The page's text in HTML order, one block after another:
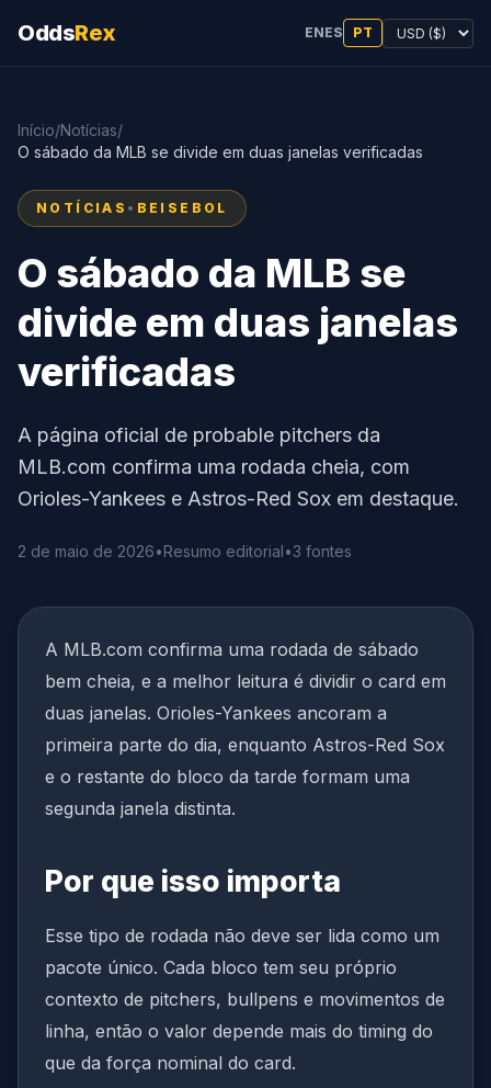
OddsRex ENES PT
Início/Notícias/
O sábado da MLB se divide em duas janelas verificadas
NOTÍCIAS • BEISEBOL
O sábado da MLB se
divide em duas janelas
verificadas
A página oficial de probable pitchers da
MLB.com confirma uma rodada cheia, com
Orioles-Yankees e Astros-Red Sox em destaque.
2 de maio de 2026•Resumo editorial•3 fontes
A MLB.com confirma uma rodada de sábado
bem cheia, e a melhor leitura é dividir o card em
duas janelas. Orioles-Yankees ancoram a
primeira parte do dia, enquanto Astros-Red Sox
e o restante do bloco da tarde formam uma
segunda janela distinta.
Por que isso importa
Esse tipo de rodada não deve ser lida como um
pacote único. Cada bloco tem seu próprio
contexto de pitchers, bullpens e movimentos de
linha, então o valor depende mais do timing do
que da força nominal do card.